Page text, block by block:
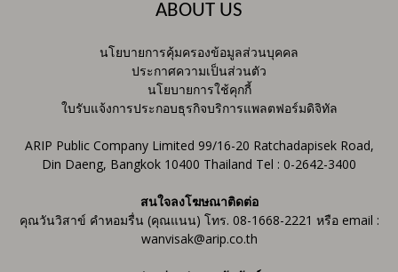
ABOUT US
นโยบายการคุ้มครองข้อมูลส่วนบุคคล
ประกาศความเป็นส่วนตัว
นโยบายการใช้คุกกี้
ใบรับแจ้งการประกอบธุรกิจบริการแพลตฟอร์มดิจิทัล
ARIP Public Company Limited 99/16-20 Ratchadapisek Road,
Din Daeng, Bangkok 10400 Thailand Tel : 0-2642-3400
สนใจลงโฆษณาติดต่อ
คุณวันวิสาข์ คำหอมรื่น (คุณแนน) โทร. 08-1668-2221 หรือ email :
wanvisak@arip.co.th